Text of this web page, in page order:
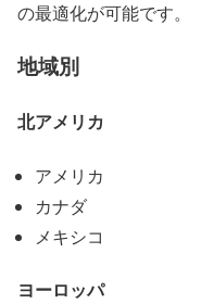
の最適化が可能です。
地域別
北アメリカ
アメリカ
カナダ
メキシコ
ヨーロッパ